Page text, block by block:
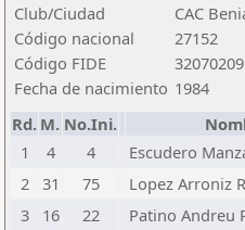
Club/Ciudad
CAC
Código nacional
27152
Código FIDE
32070209
Fecha de nacimiento 1984
Rd. M. No.Ini.
1
4 4 Escudero
2 31 75 Lopez Arroniz
3
16 22 Patino Andreu